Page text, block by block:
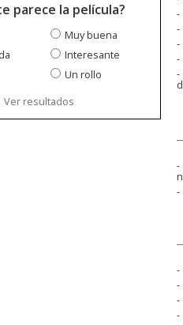
parece la película?
Muy buena
Interesante
Un rollo
Ver resultados